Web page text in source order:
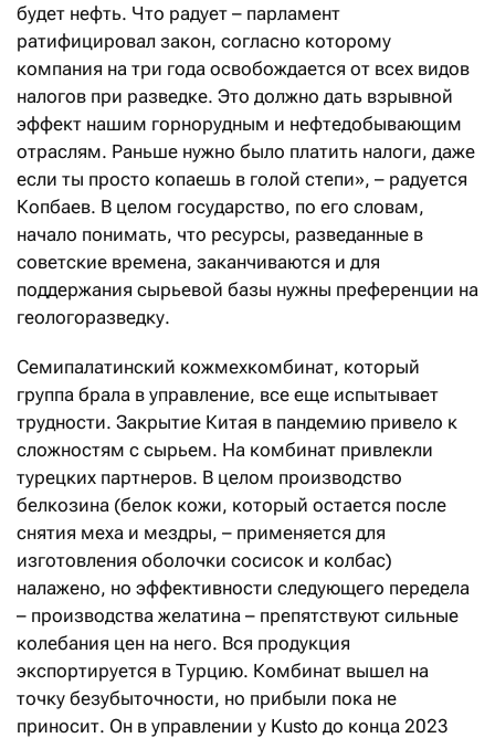
будет нефть. Что радует – парламент
ратифицировал закон, согласно которому
компания на три года освобождается от всех видов
налогов при разведке. Это должно дать взрывной
эффект нашим горнорудным и нефтедобывающим
отраслям. Раньше нужно было платить налоги, даже
если ты просто копаешь в голой степи», – радуется
Копбаев. В целом государство, по его словам,
начало понимать, что ресурсы, разведанные в
советские времена, заканчиваются и для
поддержания сырьевой базы нужны преференции на
геологоразведку.
Семипалатинский кожмехкомбинат, который
группа брала в управление, все еще испытывает
трудности. Закрытие Китая в пандемию привело к
сложностям с сырьем. На комбинат привлекли
турецких партнеров. В целом производство
белкозина (белок кожи, который остается после
снятия меха и мездры, – применяется для
изготовления оболочки сосисок и колбас)
налажено, но эффективности следующего передела
– производства желатина – препятствуют сильные
колебания цен на него. Вся продукция
экспортируется в Турцию. Комбинат вышел на
точку безубыточности, но прибыли пока не
приносит. Он в управлении у Kusto до конца 2023